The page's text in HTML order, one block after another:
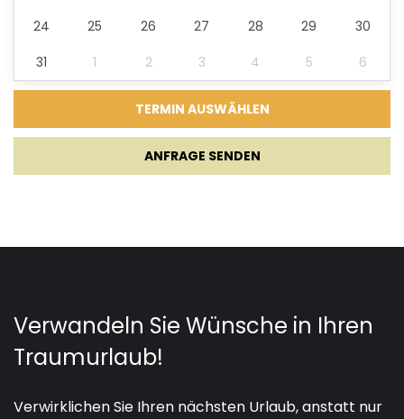
24
25 26 27 28 29
30
31
1 2 3 4 5 6
ANFRAGE SENDEN